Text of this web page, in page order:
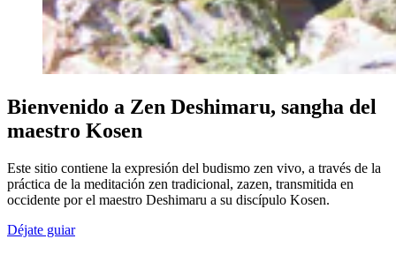
Bienvenido a Zen Deshimaru, sangha del
maestro Kosen
Este sitio contiene la expresión del budismo zen vivo, a través de la
práctica de la meditación zen tradicional, zazen, transmitida en
occidente por el maestro Deshimaru a su discípulo Kosen.
Déjate guiar